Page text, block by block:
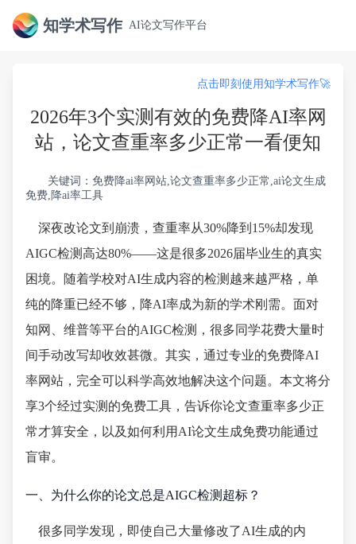
知学术写作 AI论文写作平台
点击即刻使用知学术写作🚀
2026年3个实测有效的免费降AI率网
站，论文查重率多少正常一看便知
关键词：免费降ai率网站,论文查重率多少正常,ai论文生成
免费,降ai率工具
深夜改论文到崩溃，查重率从30%降到15%却发现
AIGC检测高达80%——这是很多2026届毕业生的真实
困境。随着学校对AI生成内容的检测越来越严格，单
纯的降重已经不够，降AI率成为新的学术刚需。面对
知网、维普等平台的AIGC检测，很多同学花费大量时
间手动改写却收效甚微。其实，通过专业的免费降AI
率网站，完全可以科学高效地解决这个问题。本文将分
享3个经过实测的免费工具，告诉你论文查重率多少正
常才算安全，以及如何利用AI论文生成免费功能通过
盲审。
一、为什么你的论文总是AIGC检测超标？
很多同学发现，即使自己大量修改了AI生成的内